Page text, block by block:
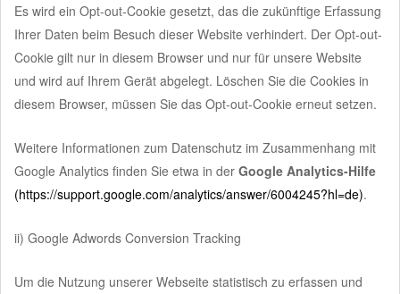
Es wird ein Opt-out-Cookie gesetzt, das die zukünftige Erfassung
Ihrer Daten beim Besuch dieser Website verhindert. Der Opt-out-
Cookie gilt nur in diesem Browser und nur für unsere Website
und wird auf Ihrem Gerät abgelegt. Löschen Sie die Cookies in
diesem Browser, müssen Sie das Opt-out-Cookie erneut setzen.
Weitere Informationen zum Datenschutz im Zusammenhang mit
Google Analytics finden Sie etwa in der Google Analytics-Hilfe
(https://support.google.com/analytics/answer/6004245?hl=de).
ii) Google Adwords Conversion Tracking
Um die Nutzung unserer Webseite statistisch zu erfassen und